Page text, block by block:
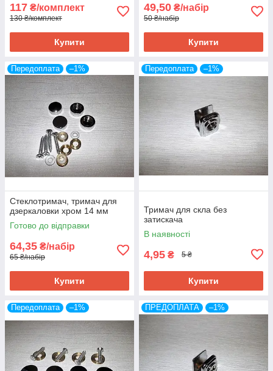
117 ₴/комплект
130 ₴/комплект
Купити
49,50 ₴/набір
50 ₴/набір
Купити
Передоплата –1%
Стеклотримач, тримач для
дзеркаловки хром 14 мм
Готово до відправки
64,35 ₴/набір
65 ₴/набір
Купити
Передоплата –1%
Тримач для скла без
затискача
В наявності
4,95 ₴ 5 ₴
Купити
Передоплата –1% ПРЕДОПЛАТА –1%